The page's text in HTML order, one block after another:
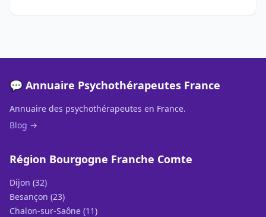
💬 Annuaire Psychothérapeutes France
Annuaire des psychothérapeutes en France.
Blog →
Région Bourgogne Franche Comte
Dijon (32)
Besançon (23)
Chalon-sur-Saône (11)